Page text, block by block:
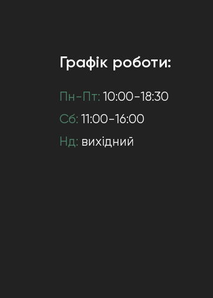
Графік роботи:
Пн-Пт: 10:00-18:30
Сб: 11:00-16:00
Нд: вихідний